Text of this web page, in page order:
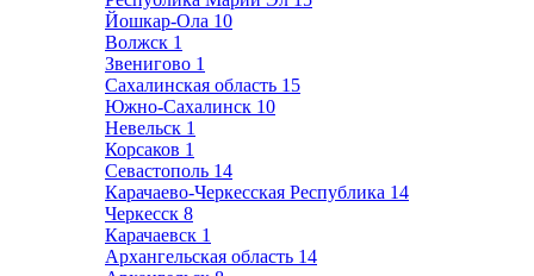
Йошкар-Ола 10
Волжск 1
Звенигово 1
Сахалинская область 15
Южно-Сахалинск 10
Невельск 1
Корсаков 1
Севастополь 14
Карачаево-Черкесская Республика 14
Черкесск 8
Карачаевск 1
Архангельская область 14